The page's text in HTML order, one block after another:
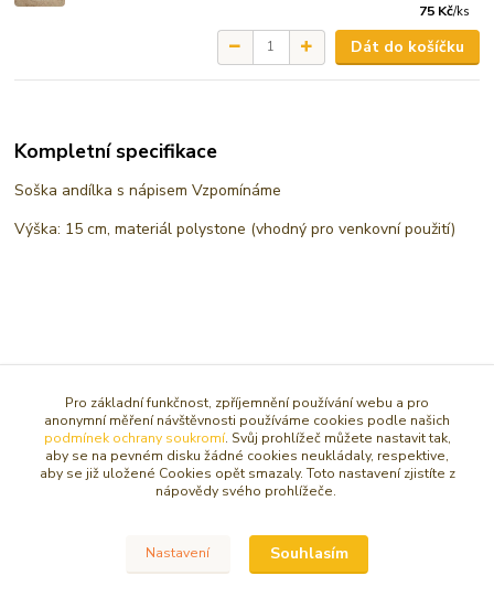
75 Kč/ks
Dát do košíčku
Kompletní specifikace
Soška andílka s nápisem Vzpomínáme
Výška: 15 cm, materiál polystone (vhodný pro venkovní použití)
SOŠKY, RELIÉFY ANDĚL
Malý anděl 5-15 cm
Smuteční andělé a dekorace
Pro základní funkčnost, zpříjemnění používání webu a pro
anonymní měření návštěvnosti používáme cookies podle našich
podmínek ochrany soukromí. Svůj prohlížeč můžete nastavit tak,
aby se na pevném disku žádné cookies neukládaly, respektive,
aby se již uložené Cookies opět smazaly. Toto nastavení zjistíte z
nápovědy svého prohlížeče.
Nastavení Souhlasím